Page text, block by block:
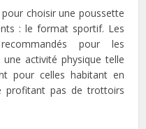
choisir une poussette
: le format sportif. Les
pour les
activité physique telle
pour celles habitant en
profitant pas de trottoirs